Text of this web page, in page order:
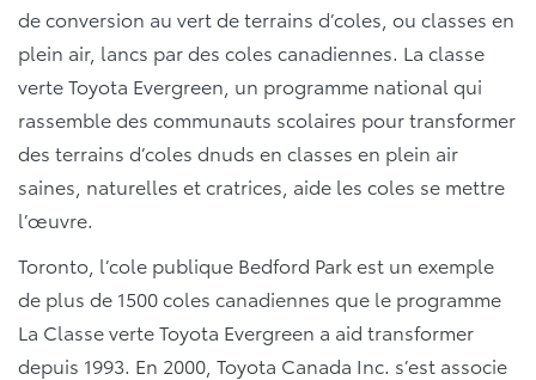
de conversion au vert de terrains d’coles, ou classes en
plein air, lancs par des coles canadiennes. La classe
verte Toyota Evergreen, un programme national qui
rassemble des communauts scolaires pour transformer
des terrains d’coles dnuds en classes en plein air
saines, naturelles et cratrices, aide les coles se mettre
l’œuvre.
Toronto, l’cole publique Bedford Park est un exemple
de plus de 1500 coles canadiennes que le programme
La Classe verte Toyota Evergreen a aid transformer
depuis 1993. En 2000, Toyota Canada Inc. s’est associe